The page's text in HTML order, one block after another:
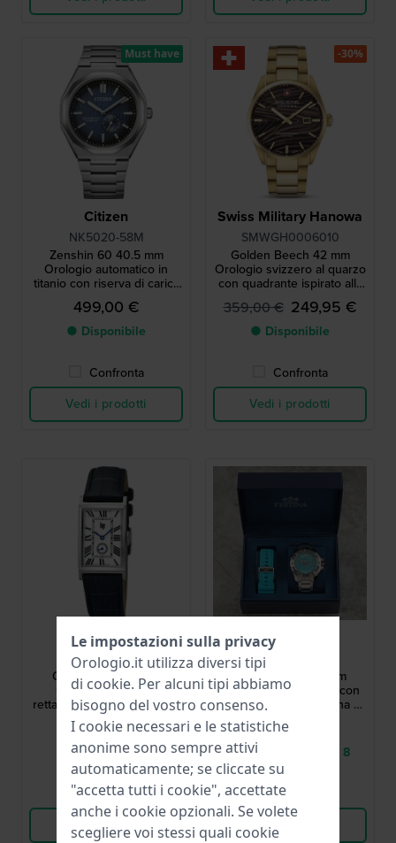
Citizen
NK5020-58M
Zenshin 60 40.5 mm
Orologio automatico in
titanio con riserva di carica
di 60 ore
499,00 €
● Disponibile
Confronta
Vedi i prodotti
Must have
Swiss Military Hanowa
SMWGH0006010
Golden Beech 42 mm
Orologio svizzero al quarzo
con quadrante ispirato alla
foresta
359,00 € 249,95 €
● Disponibile
Confronta
Vedi i prodotti
-30%
LIP
671937
Churchill T18 21 mm
Orologio al quarzo
rettangolare di design anni
'30 con piccoli secondi
249,00 €
● Disponibile
Confronta
Vedi i prodotti
Festina
F20665/6
Diver Gift Set 46 mm
Subacqueo in acciaio con
protezione della corona e
cinturino extra in silicone
turchese
179,00 €
● Consegna in 5 a 8
giorni lavorativi
Confronta
Vedi i prodotti
Le impostazioni sulla privacy
Orologio.it utilizza diversi tipi
di cookie. Per alcuni tipi abbiamo
bisogno del vostro consenso.
I cookie necessari e le statistiche
anonime sono sempre attivi
automaticamente; se cliccate su
"accetta tutti i cookie", accettate
anche i cookie opzionali. Se volete
scegliere voi stessi quali cookie